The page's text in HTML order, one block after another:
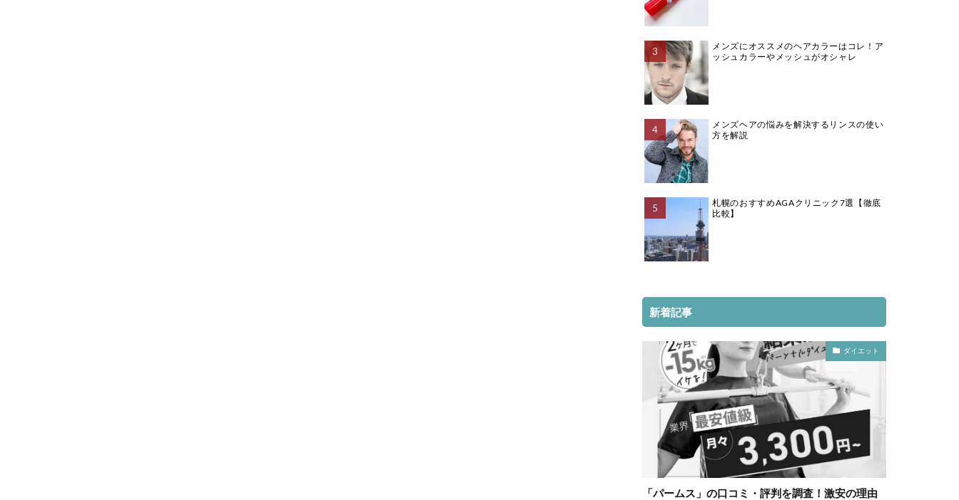
メンズにオススメのヘアカラーはコレ！ア
ッシュカラーやメッシュがオシャレ
メンズヘアの悩みを解決するリンスの使い
方を解説
札幌のおすすめAGAクリニック7選【徹底
比較】
新着記事
ダイエット
「パームス」の口コミ・評判を調査！激安の理由